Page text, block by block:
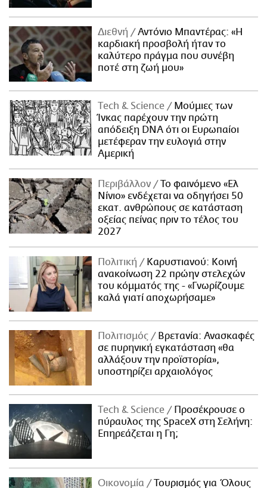
Διεθνή
Αντόνιο Μπαντέρας: «Η
καρδιακή προσβολή ήταν το
καλύτερο πράγμα που συνέβη
ποτέ στη ζωή μου»
Τech & Science
Μούμιες των
Ίνκας παρέχουν την πρώτη
απόδειξη DNA ότι οι Ευρωπαίοι
μετέφεραν την ευλογιά στην
Αμερική
Περιβάλλον
Το φαινόμενο «Ελ
Νίνιο» ενδέχεται να οδηγήσει 50
εκατ. ανθρώπους σε κατάσταση
οξείας πείνας πριν το τέλος του
2027
Πολιτική
Καρυστιανού: Κοινή
ανακοίνωση 22 πρώην στελεχών
του κόμματός της - «Γνωρίζουμε
καλά γιατί αποχωρήσαμε»
Πολιτισμός
Βρετανία: Ανασκαφές
σε πυρηνική εγκατάσταση «θα
αλλάξουν την προϊστορία»,
υποστηρίζει αρχαιολόγος
Τech & Science
Προσέκρουσε ο
πύραυλος της SpaceX στη Σελήνη:
Επηρεάζεται η Γη;
Οικονομία
Τουρισμός για Όλους